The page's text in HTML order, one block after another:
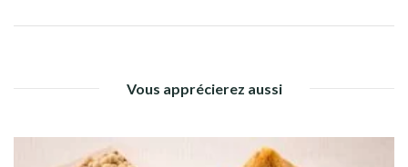
Vous apprécierez aussi